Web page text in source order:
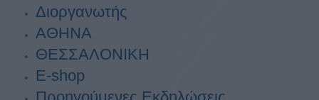
Διοργανωτής
ΑΘΗΝΑ
ΘΕΣΣΑΛΟΝΙΚΗ
E-shop